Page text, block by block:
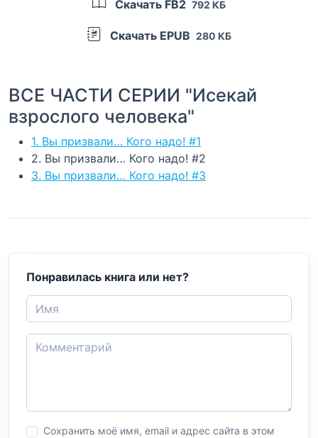
Скачать FB2 792 КБ
Скачать EPUB 280 КБ
ВСЕ ЧАСТИ СЕРИИ "Исекай
взрослого человека"
1. Вы призвали… Кого надо! #1
2. Вы призвали… Кого надо! #2
3. Вы призвали… Кого надо! #3
Понравилась книга или нет?
Сохранить моё имя, email и адрес сайта в этом